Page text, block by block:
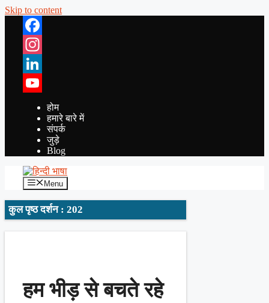
Skip to content
Facebook
Instagram
LinkedIn
YouTube
होम
हमारे बारे में
संपर्क
जुड़े
Blog
Menu
कुल पृष्ठ दर्शन : 202
हम भीड़ से बचते रहे